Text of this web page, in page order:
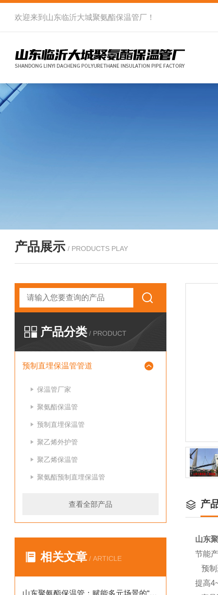
欢迎来到 山东临沂大城聚氨酯保温管厂 ！
产品展示 / PRODUCTS PLAY
产品分类 / PRODUCT
预制直埋保温管管道
保温管厂家
聚氨酯保温管
预制直埋保温管
聚乙烯外护管
聚乙烯保温管
聚氨酯预制直埋保温管
查看全部产品
相关文章 / ARTICLE
山东聚氨酯保温管：赋能多元场景的“隐形守护者”
产
山东
节能
预制
提高